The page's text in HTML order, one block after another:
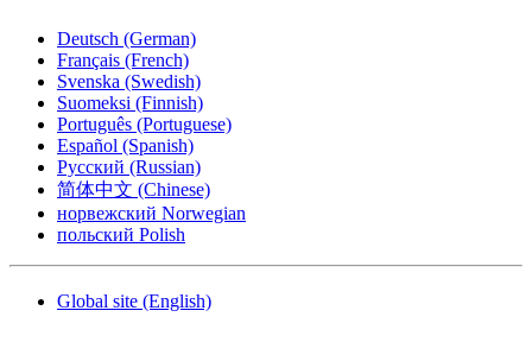
Deutsch (German)
Français (French)
Svenska (Swedish)
Suomeksi (Finnish)
Português (Portuguese)
Español (Spanish)
Русский (Russian)
简体中文 (Chinese)
норвежский Norwegian
польский Polish
Global site (English)